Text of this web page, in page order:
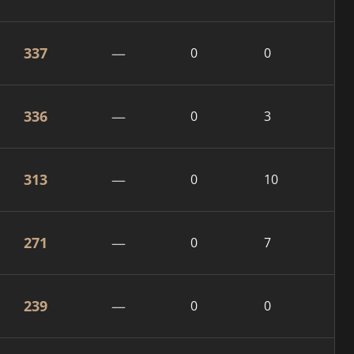
337 — 0 0
336 — 0 3
313 — 0 10
271 — 0 7
239 — 0 0